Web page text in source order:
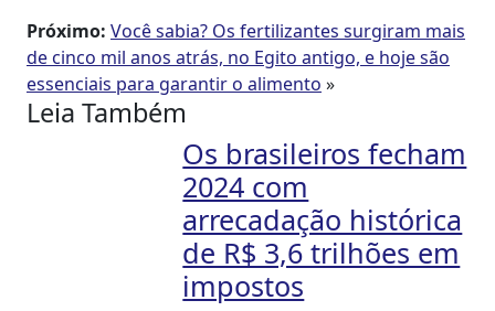
Próximo: Você sabia? Os fertilizantes surgiram mais
de cinco mil anos atrás, no Egito antigo, e hoje são
essenciais para garantir o alimento »
Leia Também
Os brasileiros fecham
2024 com
arrecadação histórica
de R$ 3,6 trilhões em
impostos